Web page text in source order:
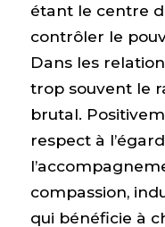
étant le centre
contrôler le
Dans les
trop souvent le
brutal.
respect à
compassion,
qui bénéficie à